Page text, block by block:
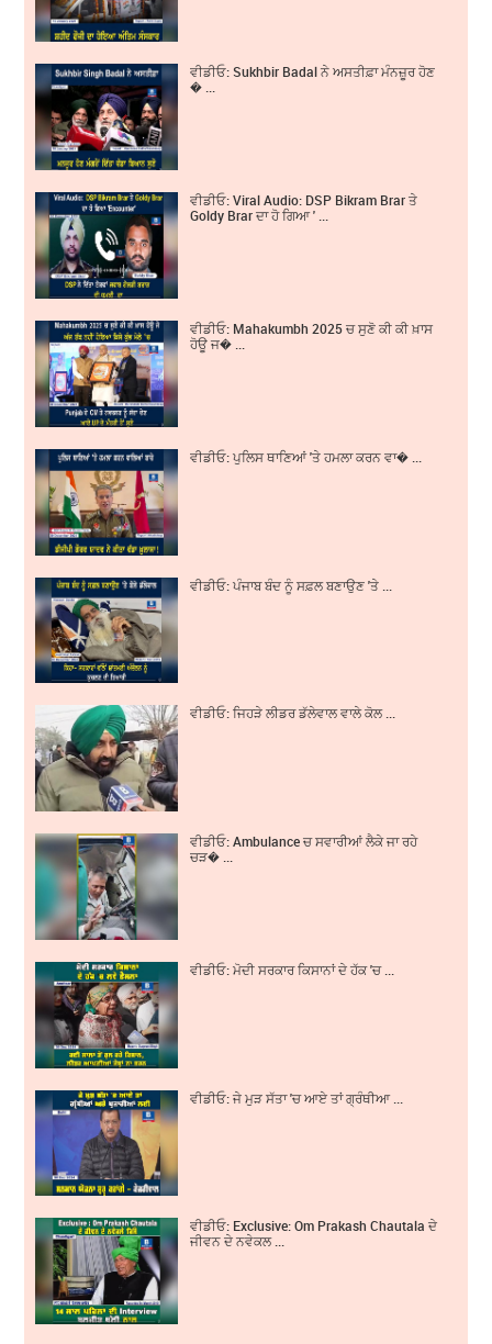
ਵੀਡੀਓ: Sukhbir Badal ਨੇ ਅਸਤੀਫ਼ਾ ਮੰਨਜ਼ੂਰ ਹੋਣ
� ...
ਵੀਡੀਓ: Viral Audio: DSP Bikram Brar ਤੇ
Goldy Brar ਦਾ ਹੋ ਗਿਆ ' ...
ਵੀਡੀਓ: Mahakumbh 2025 ਚ ਸੁਣੋ ਕੀ ਕੀ ਖ਼ਾਸ
ਹੋਊ ਜ� ...
ਵੀਡੀਓ: ਪੁਲਿਸ ਥਾਣਿਆਂ 'ਤੇ ਹਮਲਾ ਕਰਨ ਵਾ� ...
ਵੀਡੀਓ: ਪੰਜਾਬ ਬੰਦ ਨੂੰ ਸਫ਼ਲ ਬਣਾਉਣ 'ਤੇ ...
ਵੀਡੀਓ: ਜਿਹੜੇ ਲੀਡਰ ਡੱਲੇਵਾਲ ਵਾਲੇ ਕੋਲ ...
ਵੀਡੀਓ: Ambulance ਚ ਸਵਾਰੀਆਂ ਲੈਕੇ ਜਾ ਰਹੇ
ਚੜ� ...
ਵੀਡੀਓ: ਮੋਦੀ ਸਰਕਾਰ ਕਿਸਾਨਾਂ ਦੇ ਹੱਕ 'ਚ ...
ਵੀਡੀਓ: ਜੇ ਮੁੜ ਸੱਤਾ 'ਚ ਆਏ ਤਾਂ ਗ੍ਰੰਥੀਆ ...
ਵੀਡੀਓ: Exclusive: Om Prakash Chautala ਦੇ
ਜੀਵਨ ਦੇ ਨਵੇਕਲ ...